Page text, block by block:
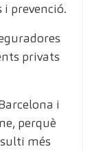
prevenció.
privats
i
perquè
més